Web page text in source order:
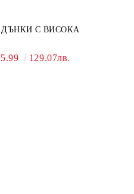
С ВИСОКА
129.07лв.